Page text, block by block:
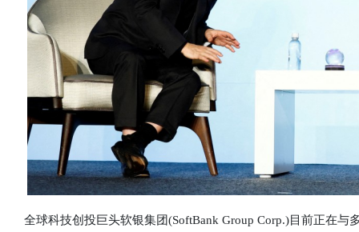
全球科技创投巨头软银集团(SoftBank Group Corp.)目前正在与